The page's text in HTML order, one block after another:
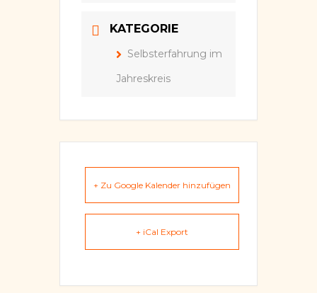
KATEGORIE
Selbsterfahrung im
Jahreskreis
+ Zu Google Kalender hinzufügen
+ iCal Export